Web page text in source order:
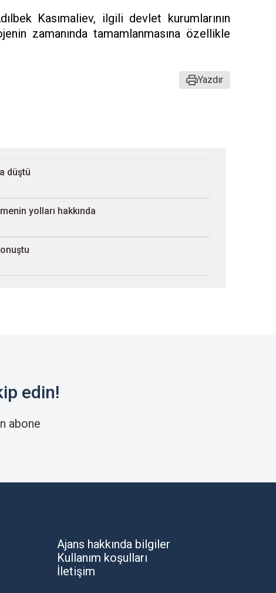
Kasımaliev, ilgili devlet kurumlarının
zamanında tamamlanmasına özellikle
Yazdır
düştü
yolları hakkında
edin!
abone
Ajans hakkında bilgiler
Kullanım koşulları
İletişim